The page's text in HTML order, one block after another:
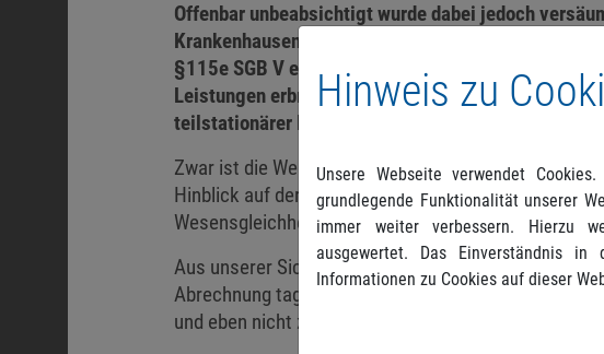
Offenbar unbeabsichtigt wurde dabei jedoch
Krankenhausentgeltgesetz zu verankern, mit der
§115e SGB V erbrachten Leistungen
Leistungen erbracht und abgerechnet werden
teilstationärer Leistungserbringung der Fall ist.
Zwar ist die Wesensgleichheit von vollstationären
Hinblick auf deren Voraussetzungen evident, so
Wesensgleichheit die zusätzliche Abrechnung
Aus unserer Sicht stellt sich deshalb aber umso
Abrechnung tagesstationärer Behandlungen
und eben nicht zusätzlich und klarstellend im § 17
Hinweis zu
Unsere Webseite verwendet
grundlegende Funktionalität unserer
immer weiter verbessern. Hierzu
ausgewertet. Das Einverständnis
Informationen zu Cookies auf dieser